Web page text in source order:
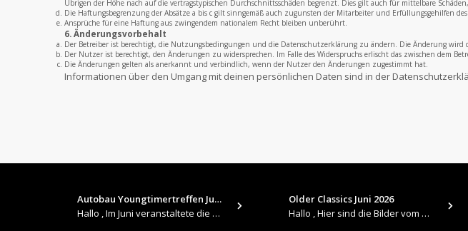
Übrigen der Höhe nach auf die vertragstypischen Durchschnittsschäden begrenzt. Dies gilt auch für mittelbare
Die Haftungsbegrenzung der Absätze a bis c gilt sinngemäß auch zugunsten der Mitarbeiter und Erfüllungsgehilfen des
Ansprüche für eine Haftung aus zwingendem nationalem Recht bleiben unberührt.
6. Änderungsvorbehalt
Der Betreiber ist berechtigt, die Nutzungsbedingungen und die Datenschutzerklärung zu ändern. Die Änderung wird
Der Nutzer ist berechtigt, den Änderungen zu widersprechen. Im Falle des Widerspruchs erlischt das zwischen dem
Die Änderungen gelten als anerkannt und verbindlich, wenn der Nutzer den Änderungen zugestimmt hat.
Informationen über den Umgang mit deinen persönlichen Daten sind in der
Autobau Youngtimertreffen Jun…
Hallo , Im Juni veranstaltete die Autobau in Romanshorn auf ihrem Gelände ein kleines Youngtimertreffen : https://up.
Older Classics Juni 2026
​Hallo , Hier sind die Bilder vom Older Classics im Juni 2026 : https://up.picr.de/51155940wd.jpg https://up.pic